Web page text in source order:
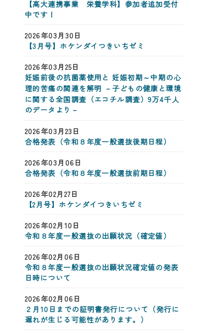
【高大連携事業 栄養学科】参加者追加受付
中です！
2026年03月30日
【3月号】ホケンダイつきいちゼミ
2026年03月25日
妊娠前後の抗菌薬使用と 妊娠初期～中期の心
理的苦痛の関連を解明 －子どもの健康と環境
に関する全国調査（エコチル調査）9万4千人
のデータより－
2026年03月23日
合格発表（令和８年度一般選抜後期日程）
2026年03月06日
合格発表（令和８年度一般選抜前期日程）
2026年02月27日
【2月号】ホケンダイつきいちゼミ
2026年02月10日
令和８年度一般選抜の出願状況（確定値）
2026年02月06日
令和８年度一般選抜の出願状況確定値の発表
日時について
2026年02月06日
２月10日までの証明書発行について（発行に
遅れが生じる可能性があります。）